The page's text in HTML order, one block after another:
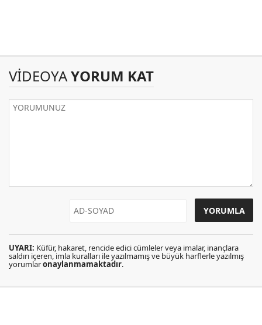
VİDEOYAYORUM KAT
UYARI: Küfür, hakaret, rencide edici cümleler veya imalar, inançlara
saldırı içeren, imla kuralları ile yazılmamış ve büyük harflerle yazılmış
yorumlaronaylanmamaktadır.